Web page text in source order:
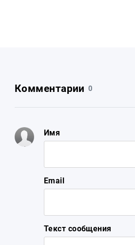
Комментарии 0
Имя
Email
Текст сообщения